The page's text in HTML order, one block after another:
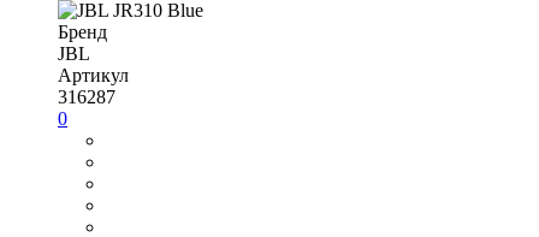
Бренд
JBL
Артикул
316287
0